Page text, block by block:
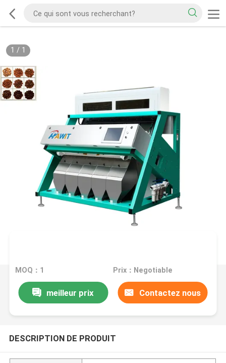
1 / 1
MOQ：1 Prix：Negotiable
meilleur prix Contactez nous
DESCRIPTION DE PRODUIT